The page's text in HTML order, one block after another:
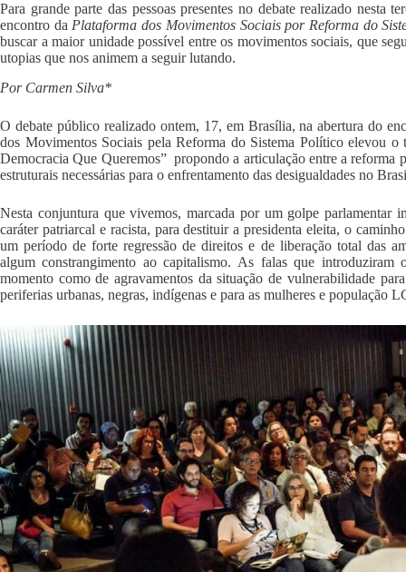
Para grande parte das pessoas presentes no debate realizado nesta
encontro da Plataforma dos Movimentos Sociais por Reforma do
buscar a maior unidade possível entre os movimentos sociais, que
utopias que nos animem a seguir lutando.
Por Carmen Silva*
O debate público realizado ontem, 17, em Brasília, na abertura do
dos Movimentos Sociais pela Reforma do Sistema Político elevou o
Democracia Que Queremos” propondo a articulação entre a reforma
estruturais necessárias para o enfrentamento das desigualdades no
Nesta conjuntura que vivemos, marcada por um golpe parlamentar
caráter patriarcal e racista, para destituir a presidenta eleita, o
um período de forte regressão de direitos e de liberação total das
algum constrangimento ao capitalismo. As falas que introduziram
momento como de agravamentos da situação de vulnerabilidade
periferias urbanas, negras, indígenas e para as mulheres e população